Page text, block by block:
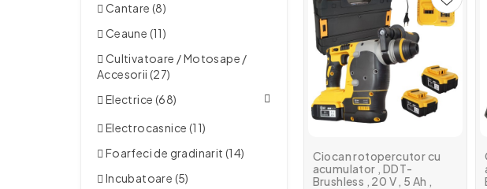
Cantare (8)
Ceaune (11)
Cultivatoare / Motosape /
Accesorii (27)
Electrice (68)
Electrocasnice (11)
Foarfeci de gradinarit (14)
Incubatoare (5)
Ciocan rotopercutor cu
acumulator , DDT-
Brushless , 20 V , 5 Ah ,